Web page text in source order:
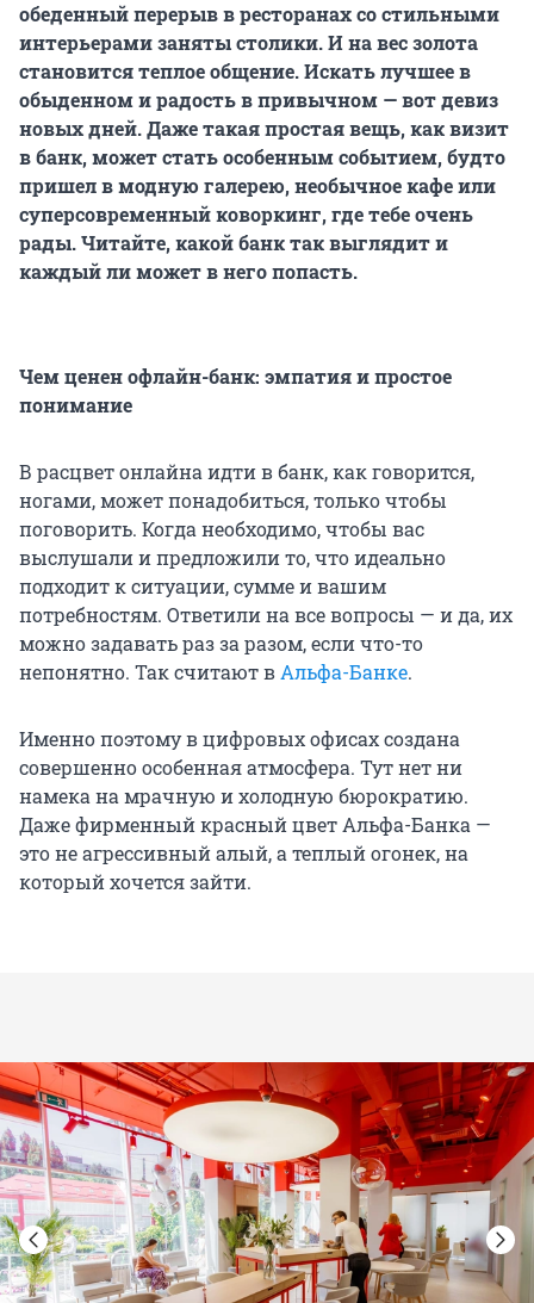
обеденный перерыв в ресторанах со стильными
интерьерами заняты столики. И на вес золота
становится теплое общение. Искать лучшее в
обыденном и радость в привычном — вот девиз
новых дней. Даже такая простая вещь, как визит
в банк, может стать особенным событием, будто
пришел в модную галерею, необычное кафе или
суперсовременный коворкинг, где тебе очень
рады. Читайте, какой банк так выглядит и
каждый ли может в него попасть.
Чем ценен офлайн-банк: эмпатия и простое
понимание
В расцвет онлайна идти в банк, как говорится,
ногами, может понадобиться, только чтобы
поговорить. Когда необходимо, чтобы вас
выслушали и предложили то, что идеально
подходит к ситуации, сумме и вашим
потребностям. Ответили на все вопросы — и да, их
можно задавать раз за разом, если что-то
непонятно. Так считают вАльфа-Банке.
Именно поэтому в цифровых офисах создана
совершенно особенная атмосфера. Тут нет ни
намека на мрачную и холодную бюрократию.
Даже фирменный красный цвет Альфа-Банка —
это не агрессивный алый, а теплый огонек, на
который хочется зайти.